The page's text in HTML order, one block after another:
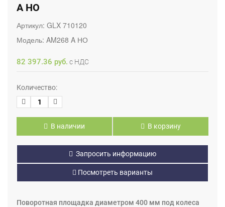
A НО
Артикул: GLX 710120
Модель: AM268 A НО
82 397.36 руб. с НДС
Количество:
В наличии В корзину
Запросить информацию
Посмотреть варианты
Поворотная площадка диаметром 400 мм под колеса